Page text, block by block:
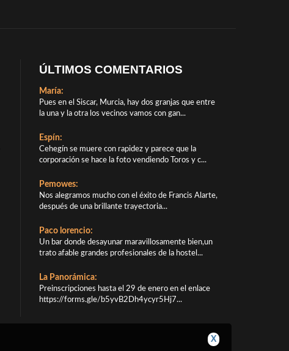
ÚLTIMOS COMENTARIOS
María:
Pues en el Siscar, Murcia, hay dos granjas que entre
la una y la otra los vecinos vamos con gan...
Espín:
Cehegín se muere con rapidez y parece que la
corporación se hace la foto vendiendo Toros y c...
Pemowes:
Nos alegramos mucho con el éxito de Francis Alarte,
después de una brillante trayectoria...
Paco lorencio:
Un bar donde desayunar maravillosamente bien,un
trato afable grandes profesionales de la hostel...
La Panorámica:
Preinscripciones hasta el 29 de enero en el enlace
https://forms.gle/b5yvB2Dh4ycyr5Hj7...
X